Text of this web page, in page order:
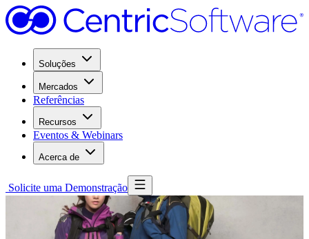
Soluções
Mercados
Referências
Recursos
Eventos & Webinars
Acerca de
Solicite uma Demonstração